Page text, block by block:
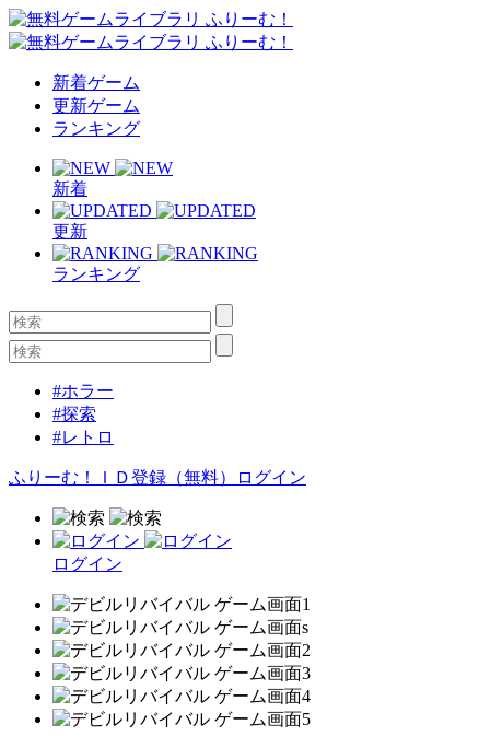
新着ゲーム
更新ゲーム
ランキング
新着
更新
ランキング
#ホラー
#探索
#レトロ
ふりーむ！ＩＤ登録（無料） ログイン
ログイン